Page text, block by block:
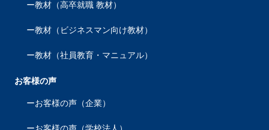
教材（高卒就職 教材）
教材（ビジネスマン向け教材）
教材（社員教育・マニュアル）
お客様の声
お客様の声（企業）